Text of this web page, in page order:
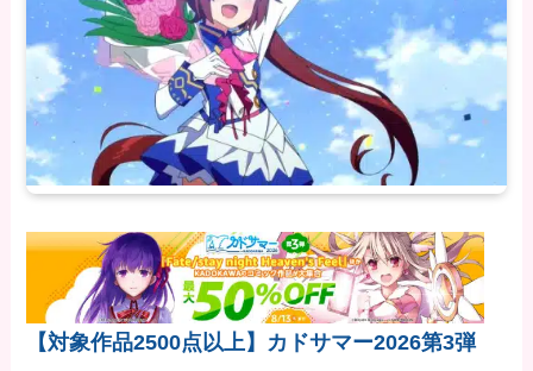
【対象作品2500点以上】カドサマー2026第3弾